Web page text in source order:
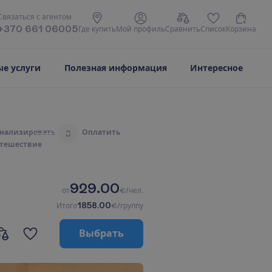
вязаться с агентом
661 06005 Где купить М ой профильСравнитьСписокКорзина
услуги Полезная информация Интересное
ализировать
ешествие
3 Оплатить
от929.00€/чел.
Итого1858.00€/группу
Выбрать